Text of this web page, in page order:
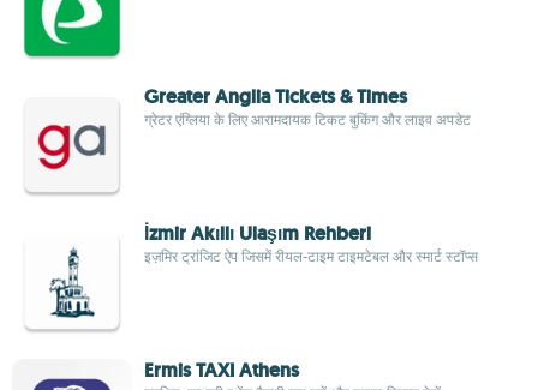
Greater Anglia Tickets & Times
ग्रेटर एंग्लिया के लिए आरामदायक टिकट बुकिंग और लाइव अपडेट
İzmir Akıllı Ulaşım Rehberi
इज़मिर ट्रांजिट ऐप जिसमें रीयल-टाइम टाइमटेबल और स्मार्ट स्टॉप्स
Ermis TAXI Athens